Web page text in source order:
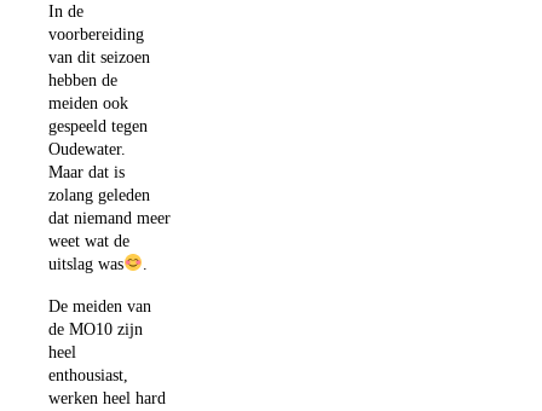
In de
voorbereiding
van dit seizoen
hebben de
meiden ook
gespeeld tegen
Oudewater.
Maar dat is
zolang geleden
dat niemand meer
weet wat de
uitslag was
.
De meiden van
de MO10 zijn
heel
enthousiast,
werken heel hard